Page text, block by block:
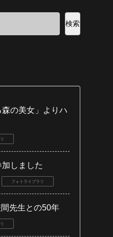
検索
の美女」よりハ
しました
フォトライブラリ
先生との50年